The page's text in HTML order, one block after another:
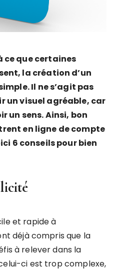
que certaines
la création d’un
Il ne s’agit pas
un visuel agréable, car
un sens. Ainsi, bon
en ligne de compte
6 conseils pour bien
et rapide à
déjà compris que la
à relever dans la
ci est trop complexe,